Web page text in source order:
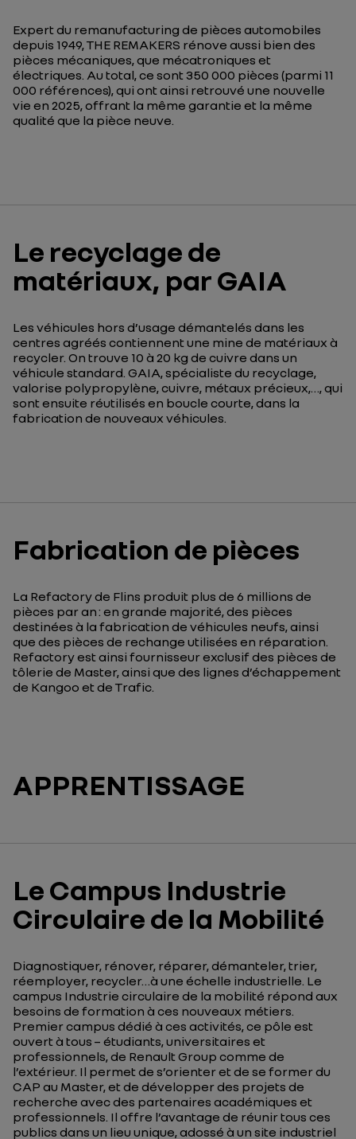
Expertdu remanufacturing de pièces automobiles
depuis 1949,THE REMAKERS rénove aussi bien des
pièces mécaniques,que mécatroniques et
électriques. Au total,ce sont 350 000 pièces (parmi 11
000 références), qui ontainsi retrouvé une nouvelle
vie en 2025,offrant la même garantie et la même
qualité que la pièce neuve.
Le recyclage de
matériaux, par GAIA
Les véhicules hors d’usage démantelés dans les
centres agréés contiennent une mine de matériaux à
recycler. On trouve 10 à 20 kg de cuivre dans un
véhicule standard. GAIA, spécialiste du recyclage,
valorise polypropylène, cuivre, métaux précieux,…, qui
sontensuite réutilisés en boucle courte,dans la
fabrication de nouveaux véhicules.
Fabrication de pièces
La Refactoryde Flins produit plus de 6 millions de
pièces par an: en grande majorité, des pièces
destinées à la fabrication de véhicules neufs, ainsi
que des pièces de rechange utilisées en réparation.
Refactoryest ainsi fournisseur exclusif des pièces de
tôlerie de Master,ainsi que des lignes d’échappement
de Kangoo etde Trafic.
APPRENTISSAGE
Le Campus Industrie
Circulaire de la Mobilité
Diagnostiquer, rénover, réparer, démanteler, trier,
réemployer, recycler…à une échelle industrielle. Le
campus Industrie circulaire de la mobilité répond aux
besoins de formation à ces nouveaux métiers.
Premier campus dédié à ces activités,ce pôle est
ouvert à tous – étudiants, universitaires et
professionnels,de Renault Group comme de
l’extérieur. Il permet de s’orienter et de se formerdu
CAP au Master,etde développer des projets de
recherche avec des partenaires académiques et
professionnels. Il offre l’avantage de réunirtous ces
publics dans un lieu unique, adossé à un site industriel